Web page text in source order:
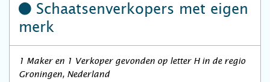
Schaatsenverkopers met eigen
merk
1 Maker en 1 Verkoper gevonden op letter H in de regio
Groningen, Nederland